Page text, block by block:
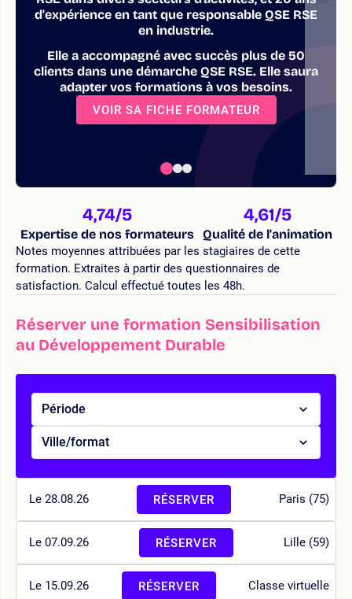
d'expérience en tant que responsable QSE RSE
en industrie.
Elle a accompagné avec succès plus de 50
clients dans une démarche QSE RSE. Elle saura
adapter vos formations à vos besoins.
VOIR SA FICHE FORMATEUR
4,74/5
Expertise de nos formateurs
4,61/5
Qualité de l'animation
Notes moyennes attribuées par les stagiaires de cette
formation. Extraites à partir des questionnaires de
satisfaction. Calcul effectué toutes les 48h.
Réserver une formation Sensibilisation
au Développement Durable
Période
Ville/format
Le 28.08.26 Paris (75)
RÉSERVER
Le 07.09.26 Lille (59)
RÉSERVER
Le 15.09.26 Classe virtuelle
RÉSERVER